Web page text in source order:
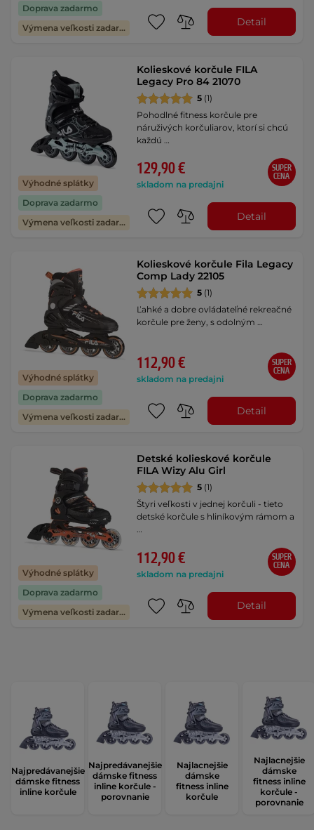
Doprava zadarmo
Výmena veľkosti zadarmo
Detail
Výhodné splátky
Doprava zadarmo
Výmena veľkosti zadarmo
Kolieskové korčule FILA
Legacy Pro 84 21070
5 (1)
Pohodlné fitness korčule pre
náruživých korčuliarov, ktorí si chcú
každú …
129,90 €
skladom na predajni
SUPER
CENA
Detail
Výhodné splátky
Doprava zadarmo
Výmena veľkosti zadarmo
Kolieskové korčule Fila Legacy
Comp Lady 22105
5 (1)
Ľahké a dobre ovládateľné rekreačné
korčule pre ženy, s odolným …
112,90 €
skladom na predajni
SUPER
CENA
Detail
Výhodné splátky
Doprava zadarmo
Výmena veľkosti zadarmo
Detské kolieskové korčule
FILA Wizy Alu Girl
5 (1)
Štyri veľkosti v jednej korčuli - tieto
detské korčule s hliníkovým rámom a
…
112,90 €
skladom na predajni
SUPER
CENA
Detail
Najpredávanejšie
dámske fitness
inline korčule
Najpredávanejšie
dámske fitness
inline korčule -
porovnanie
Najlacnejšie
dámske
fitness inline
korčule
Najlacnejšie
dámske
fitness inline
korčule -
porovnanie